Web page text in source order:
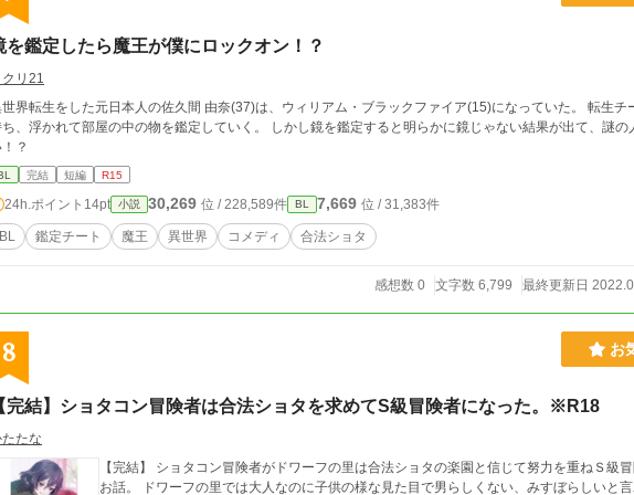
を鑑定したら魔王が僕にロックオン！？
リ21
界転生をした元日本人の佐久間 由奈(37)は、ウィリアム・ブラックファイア(15)になっていた。 転生チ
、浮かれて部屋の中の物を鑑定していく。 しかし鏡を鑑定すると明らかに鏡じゃない結果が出て、謎の
？
完結 短編 R15
24h.ポイント 14pt 小説 30,269 位 / 228,589件 BL 7,669 位 / 31,383件
BL 鑑定チート 魔王 異世界 コメディ 合法ショタ
感想数 0 文字数 6,799 最終更新日
8 お
完結】ショタコン冒険者は合法ショタを求めてS級冒険者になった。※R18
たな
【完結】 ショタコン冒険者がドワーフの里は合法ショタの楽園と信じて努力を重ねＳ級
お話。 ドワーフの里では大人なのに子供の様な見た目で男らしくない、みすぼらしいと言われるエミルと聖女様の